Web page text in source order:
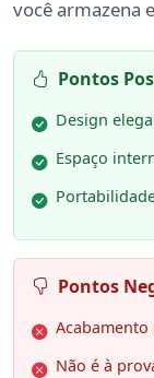
você armazena
Pontos
Design
Espaço
Pontos
Não é à